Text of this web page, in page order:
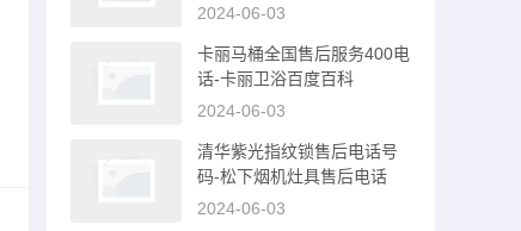
2024-06-03
卡丽马桶全国售后服务400电
话-卡丽卫浴百度百科
2024-06-03
清华紫光指纹锁售后电话号
码-松下烟机灶具售后电话
2024-06-03